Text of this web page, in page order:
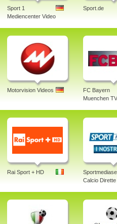
Sport 1
Mediencenter Video
Sport.de
Motorvision Videos
FC Bayern
Muenchen TV
Rai Sport + HD
Calcio Dirette